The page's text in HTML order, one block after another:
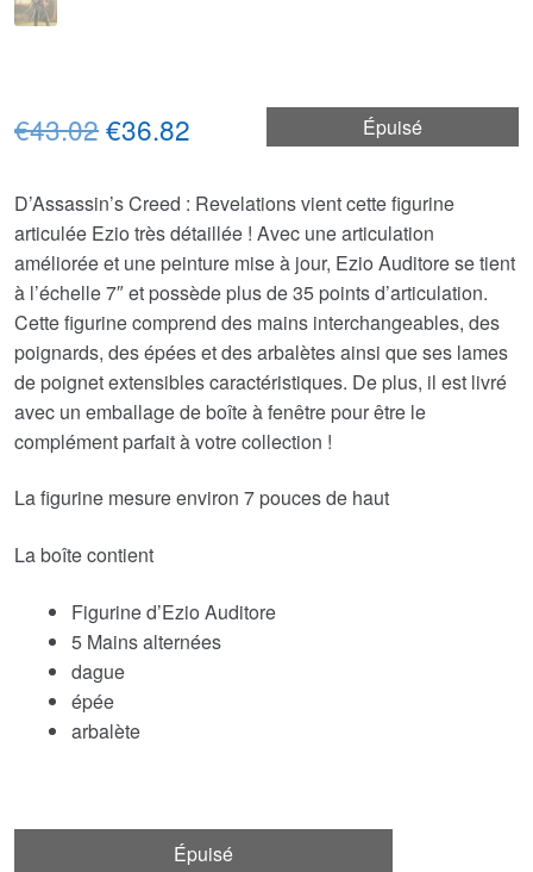
Épuisé
€43.02Le
initial
était :
€43.02.
€36.82
actuel
est :
€36.82.
D’Assassin’s Creed : Revelations vient cette figurine
articulée Ezio très détaillée ! Avec une articulation
améliorée et une peinture mise à jour, Ezio Auditore se tient
à l’échelle 7″ et possède plus de 35 points d’articulation.
Cette figurine comprend des mains interchangeables, des
poignards, des épées et des arbalètes ainsi que ses lames
de poignet extensibles caractéristiques. De plus, il est livré
avec un emballage de boîte à fenêtre pour être le
complément parfait à votre collection !
La figurine mesure environ 7 pouces de haut
La boîte contient
Figurine d’Ezio Auditore
5 Mains alternées
dague
épée
arbalète
Épuisé